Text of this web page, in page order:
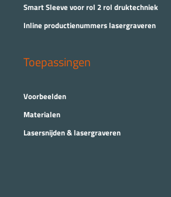
Smart Sleeve voor rol 2 rol druktechniek
Inline productienummers lasergraveren
Toepassingen
Voorbeelden
Materialen
Lasersnijden & lasergraveren